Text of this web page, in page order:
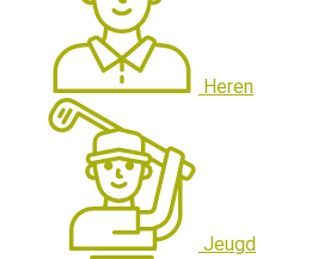
Heren
Jeugd